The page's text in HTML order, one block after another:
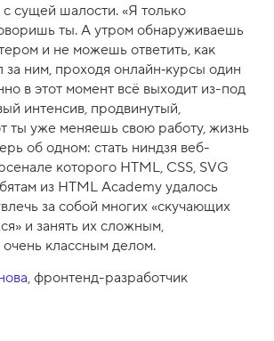
с сущей шалости. «Я только
ты. А утром обнаруживаешь
и не можешь ответить, как
за ним, проходя онлайн‑курсы один
в этот момент всё выходит из-под
интенсив, продвинутый,
ты уже меняешь свою работу, жизнь
об одном: стать ниндзя веб-
которого HTML, CSS, SVG
из HTML Academy удалось
за собой многих «скучающих
и занять их сложным,
классным делом.
, фронтенд-разработчик